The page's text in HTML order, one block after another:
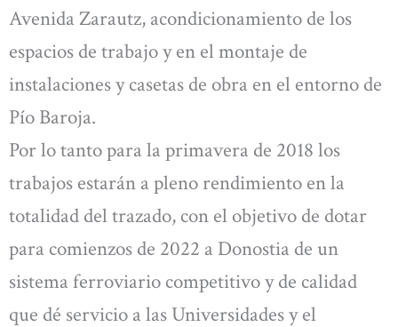
Avenida Zarautz, acondicionamiento de los
espacios de trabajo y en el montaje de
instalaciones y casetas de obra en el entorno de
Pío Baroja.
Por lo tanto para la primavera de 2018 los
trabajos estarán a pleno rendimiento en la
totalidad del trazado, con el objetivo de dotar
para comienzos de 2022 a Donostia de un
sistema ferroviario competitivo y de calidad
que dé servicio a las Universidades y el